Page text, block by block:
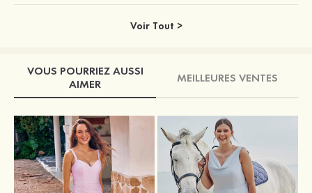
Voir Tout >
VOUS POURRIEZ AUSSI
AIMER
MEILLEURES VENTES